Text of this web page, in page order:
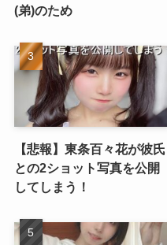
(弟)のため
【悲報】東条百々花が彼氏
との2ショット写真を公開
してしまう！